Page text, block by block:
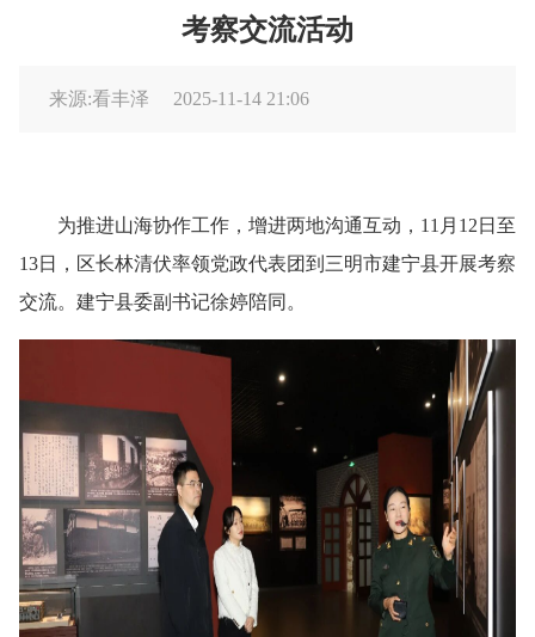
考察交流活动
来源:看丰泽 2025-11-14 21:06
为推进山海协作工作，增进两地沟通互动，11月12日至
13日，区长林清伏率领党政代表团到三明市建宁县开展考察
交流。建宁县委副书记徐婷陪同。